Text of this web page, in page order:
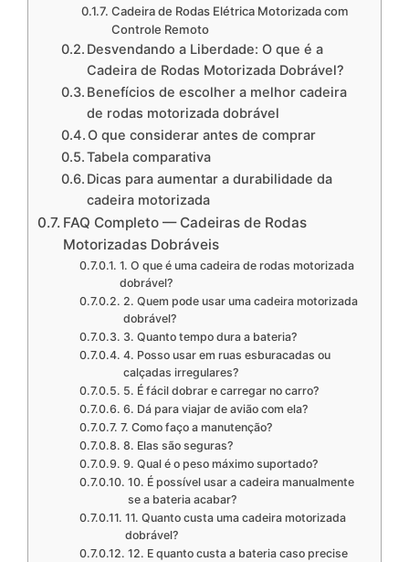
Cadeira de Rodas Elétrica Motorizada com
Controle Remoto
Desvendando a Liberdade: O que é a
Cadeira de Rodas Motorizada Dobrável?
Benefícios de escolher a melhor cadeira
de rodas motorizada dobrável
O que considerar antes de comprar
Tabela comparativa
Dicas para aumentar a durabilidade da
cadeira motorizada
FAQ Completo — Cadeiras de Rodas
Motorizadas Dobráveis
1. O que é uma cadeira de rodas motorizada
dobrável?
2. Quem pode usar uma cadeira motorizada
dobrável?
3. Quanto tempo dura a bateria?
4. Posso usar em ruas esburacadas ou
calçadas irregulares?
5. É fácil dobrar e carregar no carro?
6. Dá para viajar de avião com ela?
7. Como faço a manutenção?
8. Elas são seguras?
9. Qual é o peso máximo suportado?
10. É possível usar a cadeira manualmente
se a bateria acabar?
11. Quanto custa uma cadeira motorizada
dobrável?
12. E quanto custa a bateria caso precise